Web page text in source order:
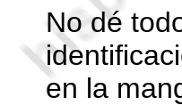
No dé
en la